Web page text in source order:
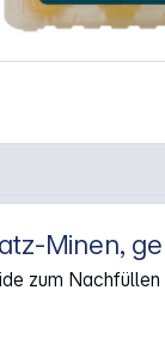
Ersatzminen
Minen,
zum